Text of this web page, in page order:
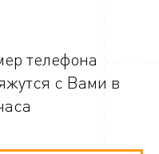
телефона
с Вами в